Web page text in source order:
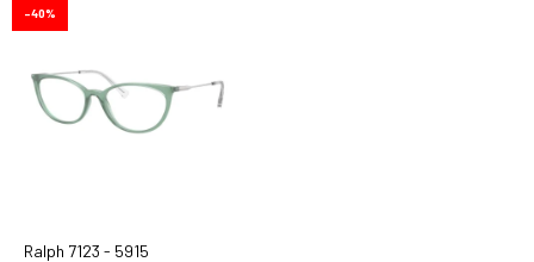
Ralph 7123 - 5915
40